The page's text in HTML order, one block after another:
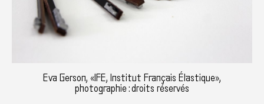
Eva Gerson, «IFE, Institut Français Élastique»,
photographie : droits réservés